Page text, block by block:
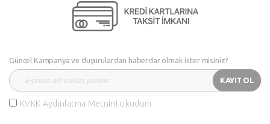
Güncel Kampanya ve duyurulardan haberdar olmak ister misiniz?
KAYIT OL
KVKK Aydınlatma Metnini okudum